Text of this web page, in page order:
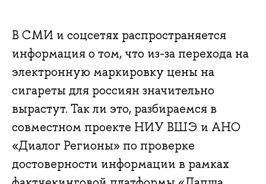
В СМИ и соцсетях распространяется
информация о том, что из-за перехода на
электронную маркировку цены на
сигареты для россиян значительно
вырастут. Так ли это, разбираемся в
совместном проекте НИУ ВШЭ и АНО
«Диалог Регионы» по проверке
достоверности информации в рамках